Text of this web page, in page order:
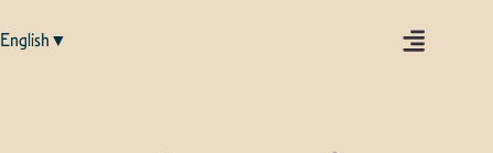
English▼